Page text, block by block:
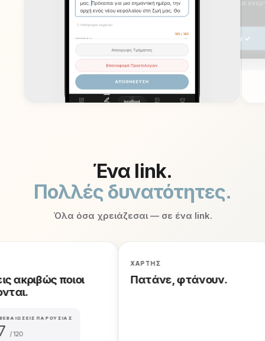
Ένα link.
Πολλές δυνατότητες.
Όλα όσα χρειάζεσαι — σε ένα link.
ακριβώς ποιοι
ΠΑΡΟΥΣΊΑΣ
/ 120
ΧΑΡΤΗΣ
Πατάνε, φτάνουν.
Ktima
Argyris
→